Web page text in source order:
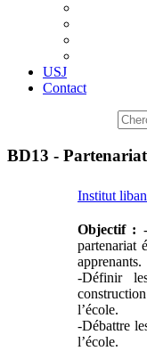
USJ
Contact
BD13 -
Institut
Objectif :
partenariat
apprenants.
-Définir
l’école.
-Débattre
l’école.